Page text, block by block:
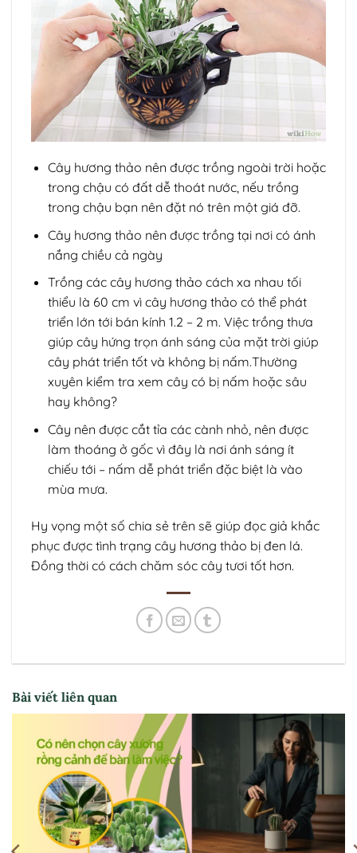
Cây hương thảo nên được trồng ngoài trời hoặc
trong chậu có đất dễ thoát nước, nếu trồng
trong chậu bạn nên đặt nó trên một giá đỡ.
Cây hương thảo nên được trồng tại nơi có ánh
nắng chiều cả ngày
Trồng các cây hương thảo cách xa nhau tối
thiểu là 60 cm vì cây hương thảo có thể phát
triển lớn tới bán kính 1.2 – 2 m. Việc trồng thưa
giúp cây hứng trọn ánh sáng của mặt trời giúp
cây phát triển tốt và không bị nấm.Thường
xuyên kiểm tra xem cây có bị nấm hoặc sâu
hay không?
Cây nên được cắt tỉa các cành nhỏ, nên được
làm thoáng ở gốc vì đây là nơi ánh sáng ít
chiếu tới – nấm dễ phát triển đặc biệt là vào
mùa mưa.
Hy vọng một số chia sẻ trên sẽ giúp đọc giả khắc
phục được tình trạng cây hương thảo bị đen lá.
Đồng thời có cách chăm sóc cây tươi tốt hơn.
Bài viết liên quan